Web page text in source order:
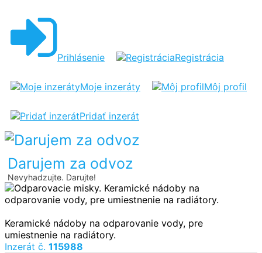
Prihlásenie Registrácia
Moje inzeráty Môj profil
Pridať inzerát
Darujem za odvoz
Nevyhadzujte. Darujte!
Keramické nádoby na odparovanie vody, pre
umiestnenie na radiátory.
Inzerát č. 115988